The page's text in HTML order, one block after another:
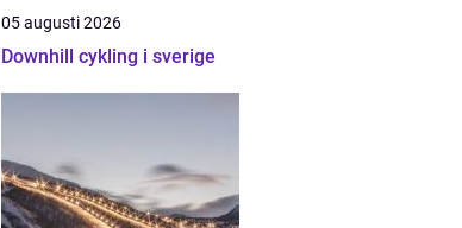
05 augusti 2026
Downhill cykling i sverige